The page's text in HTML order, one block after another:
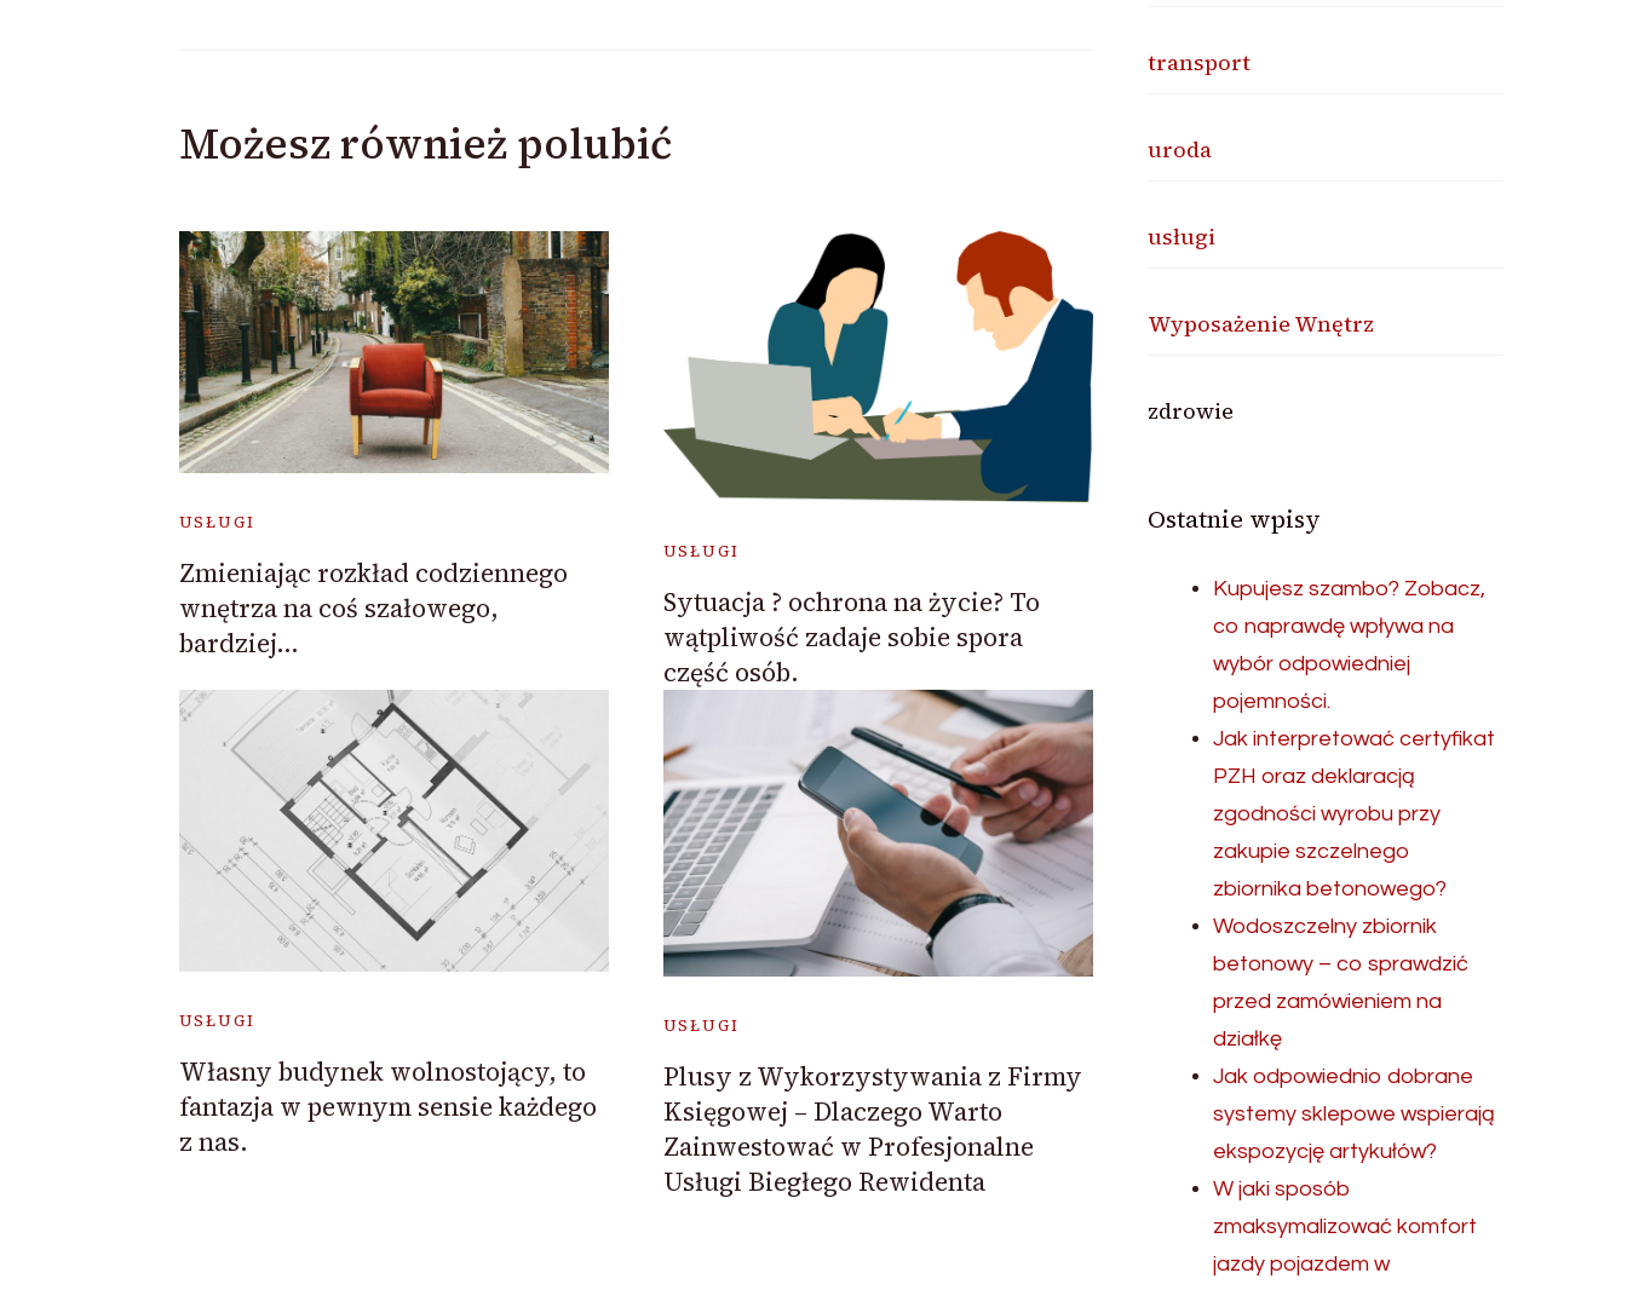
Możesz również polubić
USŁUGI
Zmieniając rozkład codziennego
wnętrza na coś szałowego,
bardziej…
USŁUGI
Sytuacja ? ochrona na życie? To
wątpliwość zadaje sobie spora
część osób.
USŁUGI
Własny budynek wolnostojący, to
fantazja w pewnym sensie każdego
z nas.
USŁUGI
Plusy z Wykorzystywania z Firmy
Księgowej – Dlaczego Warto
Zainwestować w Profesjonalne
Usługi Biegłego Rewidenta
transport
uroda
usługi
Wyposażenie Wnętrz
zdrowie
Ostatnie wpisy
Kupujesz szambo? Zobacz,
co naprawdę wpływa na
wybór odpowiedniej
pojemności.
Jak interpretować certyfikat
PZH oraz deklaracją
zgodności wyrobu przy
zakupie szczelnego
zbiornika betonowego?
Wodoszczelny zbiornik
betonowy – co sprawdzić
przed zamówieniem na
działkę
Jak odpowiednio dobrane
systemy sklepowe wspierają
ekspozycję artykułów?
W jaki sposób
zmaksymalizować komfort
jazdy pojazdem w